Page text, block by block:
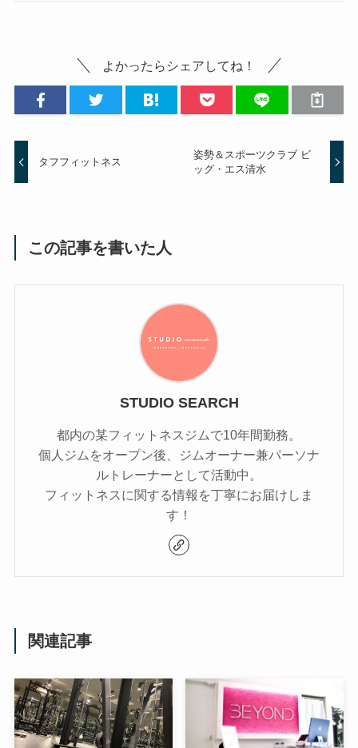
よかったらシェアしてね！
タフフィットネス
姿勢＆スポーツクラブ ビ
ッグ・エス清水
この記事を書いた人
STUDIO SEARCH
都内の某フィットネスジムで10年間勤務。
個人ジムをオープン後、ジムオーナー兼パーソナ
ルトレーナーとして活動中。
フィットネスに関する情報を丁寧にお届けしま
す！
関連記事